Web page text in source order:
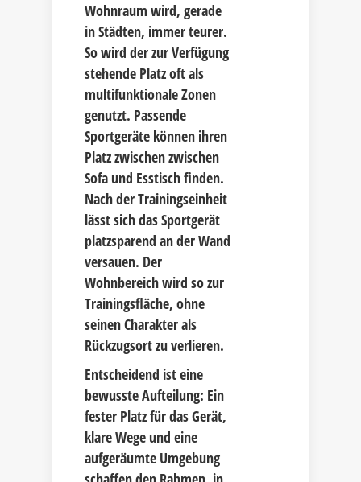
Wohnraum wird, gerade
in Städten, immer teurer.
So wird der zur Verfügung
stehende Platz oft als
multifunktionale Zonen
genutzt. Passende
Sportgeräte können ihren
Platz zwischen zwischen
Sofa und Esstisch finden.
Nach der Trainingseinheit
lässt sich das Sportgerät
platzsparend an der Wand
versauen. Der
Wohnbereich wird so zur
Trainingsfläche, ohne
seinen Charakter als
Rückzugsort zu verlieren.
Entscheidend ist eine
bewusste Aufteilung: Ein
fester Platz für das Gerät,
klare Wege und eine
aufgeräumte Umgebung